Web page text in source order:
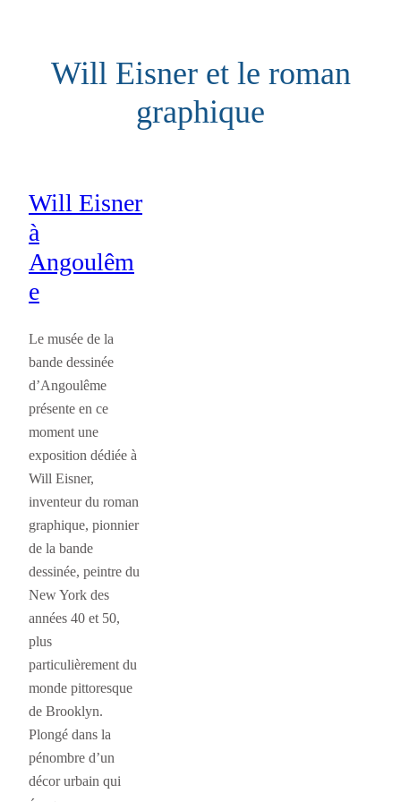
Will Eisner et le roman
graphique
Will Eisner
à
Angoulêm
e
Le musée de la
bande dessinée
d’Angoulême
présente en ce
moment une
exposition dédiée à
Will Eisner,
inventeur du roman
graphique, pionnier
de la bande
dessinée, peintre du
New York des
années 40 et 50,
plus
particulièrement du
monde pittoresque
de Brooklyn.
Plongé dans la
pénombre d’un
décor urbain qui